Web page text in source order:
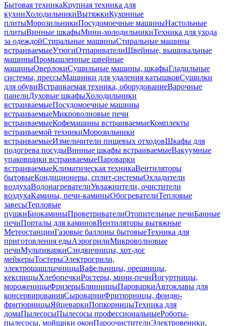
Бытовая техникаКрупная техника для
кухниХолодильникиВытяжкиКухонные
плитыМорозильникиПосудомоечные машиныНастольные
плитыВинные шкафыМини-холодильникиТехника для ухода
за одеждойСтиральные машиныСтиральные машины
встраиваемыеУтюгиОтпаривателиШвейные, вышивальные
машиныПромышленные швейные
машиныОверлокиСушильные машины, шкафыГладильные
системы, прессыМашинки для удаления катышковСушилки
для обувиВстраиваемая техника, оборудованиеВарочные
панелиДуховые шкафыХолодильники
встраиваемыеПосудомоечные машины
встраиваемыеМикроволновые печи
встраиваемыеКофемашины встраиваемыеКомплекты
встраиваемой техникиМорозильники
встраиваемыеИзмельчители пищевых отходовШкафы для
подогрева посудыВинные шкафы встраиваемыеВакуумные
упаковщики встраиваемыеПароварки
встраиваемыеКлиматическая техникаВентиляторы
бытовыеКондиционеры, сплит-системыОхладители
воздухаВодонагревателиУвлажнители, очистители
воздухаКамины, печи-каминыОбогревателиТепловые
завесыТепловые
пушкиБиокаминыПроветривателиОтопительные печиБанные
печиПорталы для каминовВентиляторы вытяжные
МетеостанцииГазовые баллоны бытовыеТехника для
приготовления едыАэрогрилиМикроволновые
печиМультиваркиСэндвичницы, хот-дог
мейкерыТостерыЭлектрогрили,
электрошашлычницыВафельницы, орешницы,
кексницыХлебопечкиРостеры, мини-печиЙогуртницы,
мороженицыФризерыБлинницыПароваркиАвтоклавы для
консервированияСыроварниФритюрницы, фондю-
фритюрницыЯйцеваркиПопкорницыТехника для
домаПылесосыПылесосы профессиональныеРоботы-
пылесосы, мойщики оконПароочистителиЭлектровеники,